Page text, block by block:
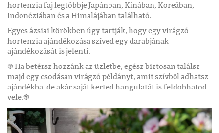
hortenzia faj legtöbbje Japánban, Kínában, Koreában,
Indonéziában és a Himalájában található.
Egyes ázsiai körökben úgy tartják, hogy egy virágzó
hortenzia ajándékozása szíved egy darabjának
ajándékozását is jelenti.
֎ Ha betérsz hozzánk az üzletbe, egész biztosan találsz
majd egy csodásan virágzó példányt, amit szívből adhatsz
ajándékba, de akár saját kerted hangulatát is feldobhatod
vele.֎